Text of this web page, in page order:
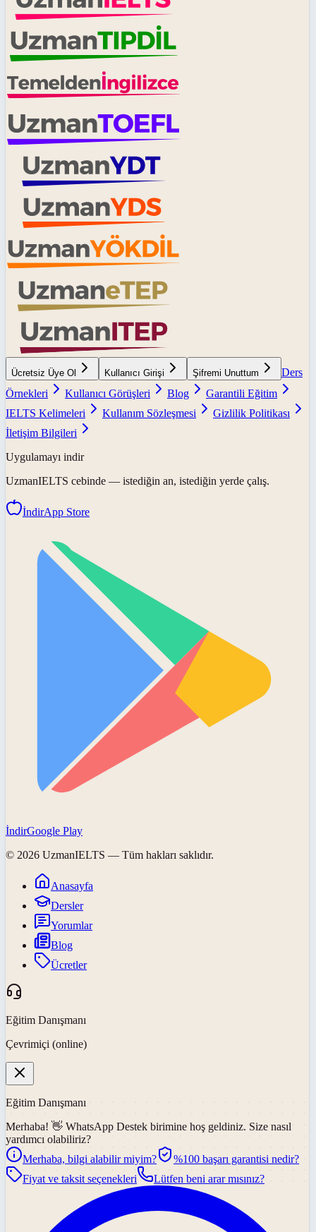
Ücretsiz Üye Ol Kullanıcı Girişi Şifremi Unuttum
Ders
Örnekleri
Kullanıcı Görüşleri Blog
Garantili Eğitim
IELTS Kelimeleri
Kullanım Sözleşmesi
Gizlilik Politikası
İletişim Bilgileri
Uygulamayı indir
UzmanIELTS cebinde — istediğin an, istediğin yerde çalış.
İndirApp Store
İndirGoogle Play
© 2026 UzmanIELTS — Tüm hakları saklıdır.
Anasayfa
Dersler
Yorumlar
Blog
Ücretler
Eğitim Danışmanı
Çevrimiçi (online)
Eğitim Danışmanı
Merhaba! 👋 WhatsApp Destek birimine hoş geldiniz. Size nasıl
yardımcı olabiliriz?
Merhaba, bilgi alabilir miyim?
%100 başarı garantisi nedir?
Fiyat ve taksit seçenekleri
Lütfen beni arar mısınız?